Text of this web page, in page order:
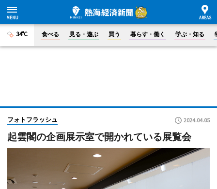
34°C 食べる 見る・遊ぶ 買う 暮らす・働く 学ぶ・知る
フォトフラッシュ 2024.04.05
起雲閣の企画展示室で開かれている展覧会